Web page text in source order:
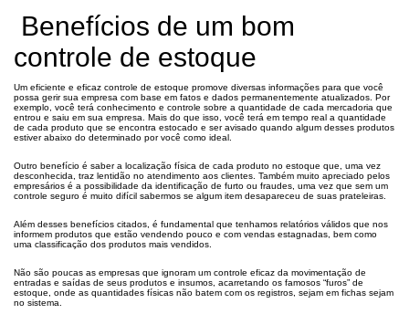
Benefícios de um bom
controle de estoque
Um eficiente e eficaz controle de estoque promove diversas informações para que você
possa gerir sua empresa com base em fatos e dados permanentemente atualizados. Por
exemplo, você terá conhecimento e controle sobre a quantidade de cada mercadoria que
entrou e saiu em sua empresa. Mais do que isso, você terá em tempo real a quantidade
de cada produto que se encontra estocado e ser avisado quando algum desses produtos
estiver abaixo do determinado por você como ideal.
Outro benefício é saber a localização física de cada produto no estoque que, uma vez
desconhecida, traz lentidão no atendimento aos clientes. Também muito apreciado pelos
empresários é a possibilidade da identificação de furto ou fraudes, uma vez que sem um
controle seguro é muito difícil sabermos se algum item desapareceu de suas prateleiras.
Além desses benefícios citados, é fundamental que tenhamos relatórios válidos que nos
informem produtos que estão vendendo pouco e com vendas estagnadas, bem como
uma classificação dos produtos mais vendidos.
Não são poucas as empresas que ignoram um controle eficaz da movimentação de
entradas e saídas de seus produtos e insumos, acarretando os famosos “furos” de
estoque, onde as quantidades físicas não batem com os registros, sejam em fichas sejam
no sistema.